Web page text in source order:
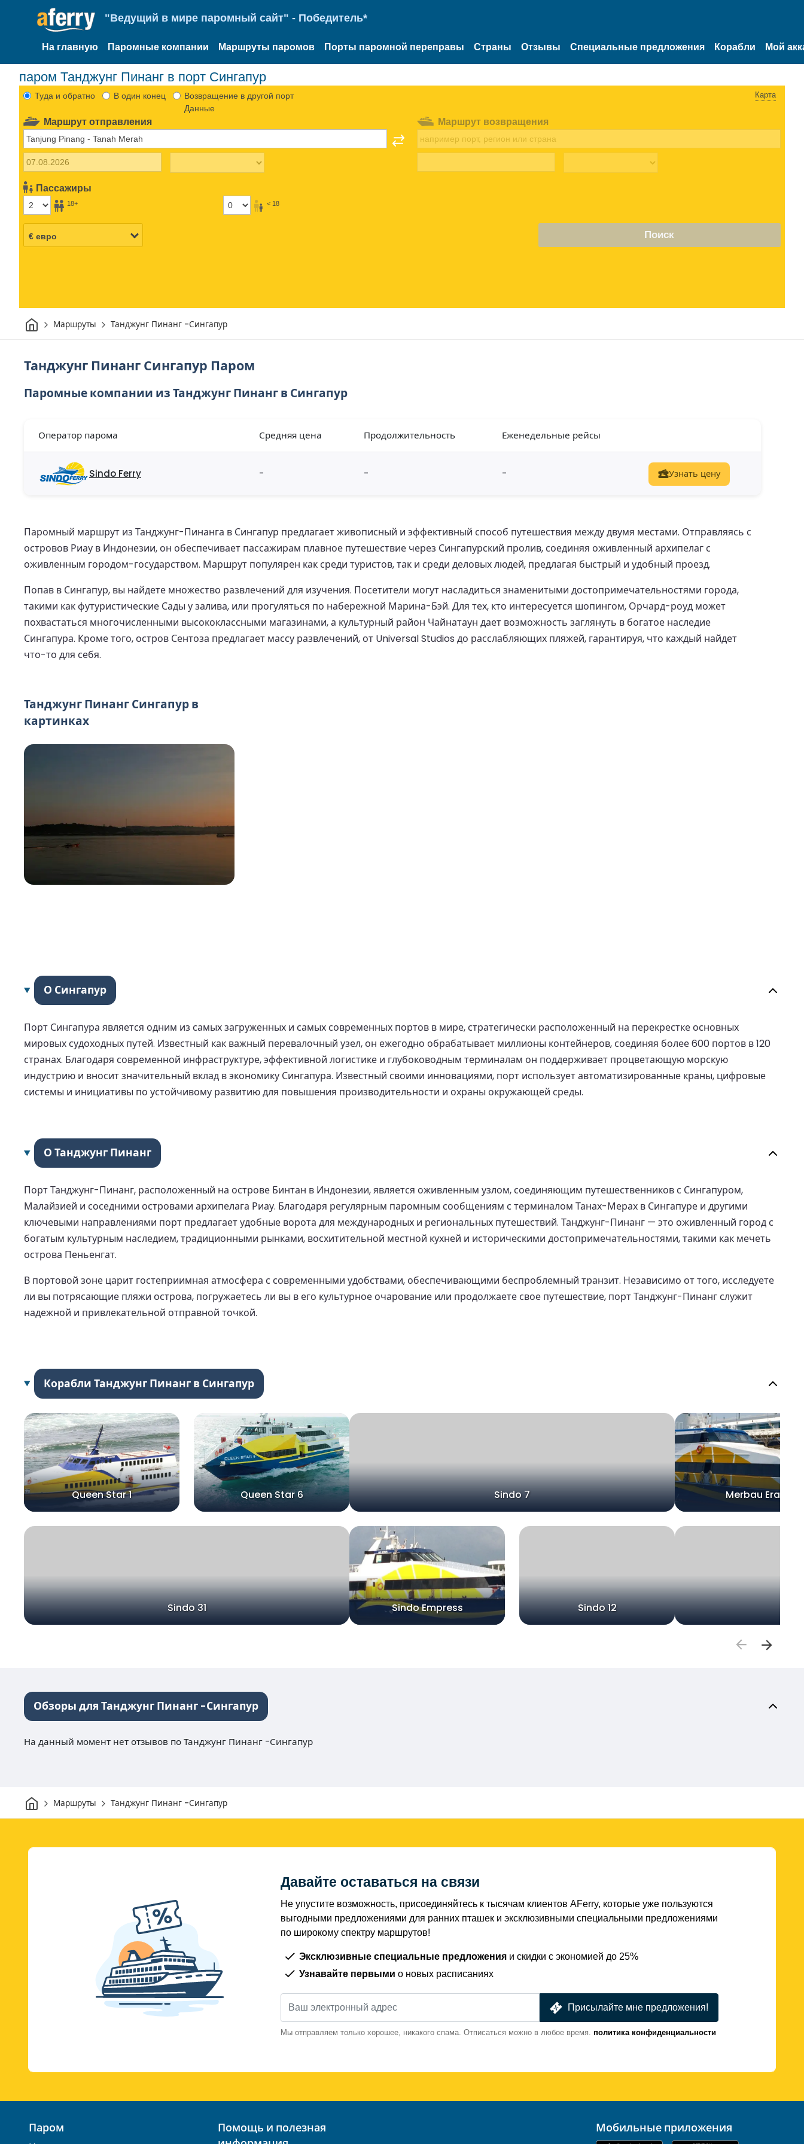
"Ведущий в мире паромный сайт" - Победитель*
На главную Паромные компании Маршруты паромов Порты паромной переправы Страны Отзывы Специальные предложения Корабли Мой
паром Танджунг Пинанг в порт Сингапур
Туда и обратно В один конец
Возвращение в другой порт
Данные
Карта
Маршрут отправления
Пассажиры
18+ < 18
Маршрут возвращения
Поиск
ДомМаршруты Танджунг Пинанг -Сингапур
Танджунг Пинанг Сингапур Паром
Паромные компании из Танджунг Пинанг в Сингапур
Оператор парома Средняя цена Продолжительность Еженедельные рейсы
Sindo Ferry - - - Узнать цену
Паромный маршрут из Танджунг-Пинанга в Сингапур предлагает живописный и эффективный способ путешествия между двумя местами. Отправляясь с
островов Риау в Индонезии, он обеспечивает пассажирам плавное путешествие через Сингапурский пролив, соединяя оживленный архипелаг с
оживленным городом-государством. Маршрут популярен как среди туристов, так и среди деловых людей, предлагая быстрый и удобный проезд.
Попав в Сингапур, вы найдете множество развлечений для изучения. Посетители могут насладиться знаменитыми достопримечательностями города,
такими как футуристические Сады у залива, или прогуляться по набережной Марина-Бэй. Для тех, кто интересуется шопингом, Орчард-роуд может
похвастаться многочисленными высококлассными магазинами, а культурный район Чайнатаун дает возможность заглянуть в богатое наследие
Сингапура. Кроме того, остров Сентоза предлагает массу развлечений, от Universal Studios до расслабляющих пляжей, гарантируя, что каждый найдет
что-то для себя.
Танджунг Пинанг Сингапур в
картинках
О Сингапур
Порт Сингапура является одним из самых загруженных и самых современных портов в мире, стратегически расположенный на перекрестке основных
мировых судоходных путей. Известный как важный перевалочный узел, он ежегодно обрабатывает миллионы контейнеров, соединяя более 600 портов в 120
странах. Благодаря современной инфраструктуре, эффективной логистике и глубоководным терминалам он поддерживает процветающую морскую
индустрию и вносит значительный вклад в экономику Сингапура. Известный своими инновациями, порт использует автоматизированные краны, цифровые
системы и инициативы по устойчивому развитию для повышения производительности и охраны окружающей среды.
О Танджунг Пинанг
Порт Танджунг-Пинанг, расположенный на острове Бинтан в Индонезии, является оживленным узлом, соединяющим путешественников с Сингапуром,
Малайзией и соседними островами архипелага Риау. Благодаря регулярным паромным сообщениям с терминалом Танах-Мерах в Сингапуре и другими
ключевыми направлениями порт предлагает удобные ворота для международных и региональных путешествий. Танджунг-Пинанг — это оживленный город с
богатым культурным наследием, традиционными рынками, восхитительной местной кухней и историческими достопримечательностями, такими как мечеть
острова Пеньенгат.
В портовой зоне царит гостеприимная атмосфера с современными удобствами, обеспечивающими беспроблемный транзит. Независимо от того, исследуете
ли вы потрясающие пляжи острова, погружаетесь ли вы в его культурное очарование или продолжаете свое путешествие, порт Танджунг-Пинанг служит
надежной и привлекательной отправной точкой.
Корабли Танджунг Пинанг в Сингапур
Queen Star 1 Queen Star 6
Sindo 31
Sindo 7
Sindo Empress Sindo 12
Merbau Era
Обзоры для Танджунг Пинанг -Сингапур
На данный момент нет отзывов по Танджунг Пинанг -Сингапур
ДомМаршруты Танджунг Пинанг -Сингапур
Давайте оставаться на связи
Не упустите возможность, присоединяйтесь к тысячам клиентов AFerry, которые уже пользуются
выгодными предложениями для ранних пташек и эксклюзивными специальными предложениями
по широкому спектру маршрутов!
Эксклюзивные специальные предложения и скидки с экономией до 25%
Узнавайте первыми о новых расписаниях
Присылайте мне предложения!
Мы отправляем только хорошее, никакого спама. Отписаться можно в любое время. политика конфиденциальности
Паром
Помощь и полезная
Мобильные приложения